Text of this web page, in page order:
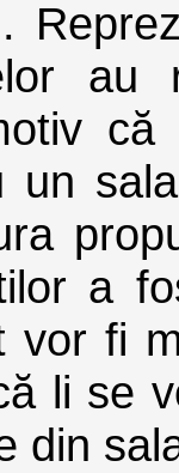
au
un
a
vor fi
li se
din